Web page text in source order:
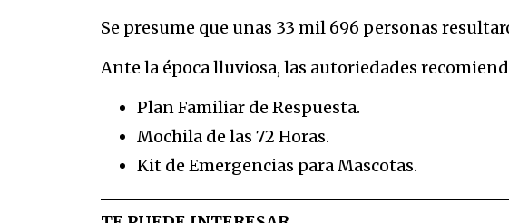
Se presume que unas 33 mil 696 personas
Ante la época lluviosa, las autoriedades
Plan Familiar de Respuesta.
Mochila de las 72 Horas.
Kit de Emergencias para Mascotas.